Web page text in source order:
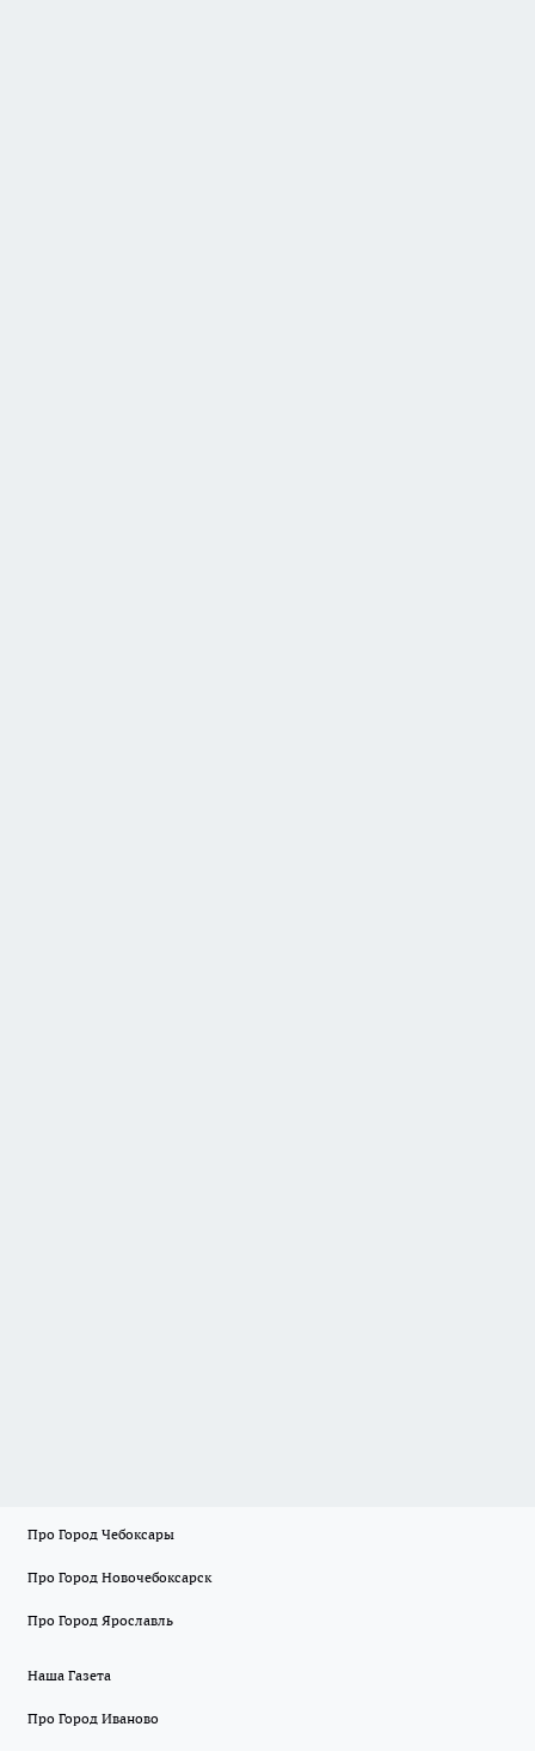
Про Город Чебоксары
Про Город Новочебоксарск
Про Город Ярославль
Наша Газета
Про Город Иваново